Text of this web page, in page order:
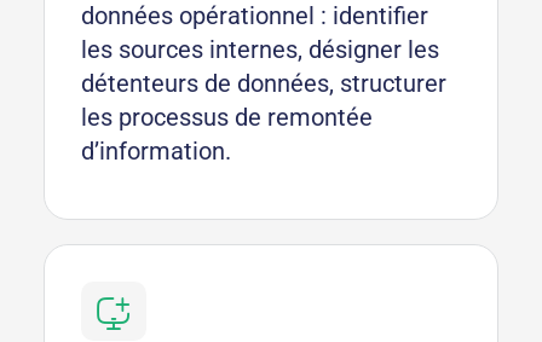
données opérationnel : identifier
les sources internes, désigner les
détenteurs de données, structurer
les processus de remontée
d’information.